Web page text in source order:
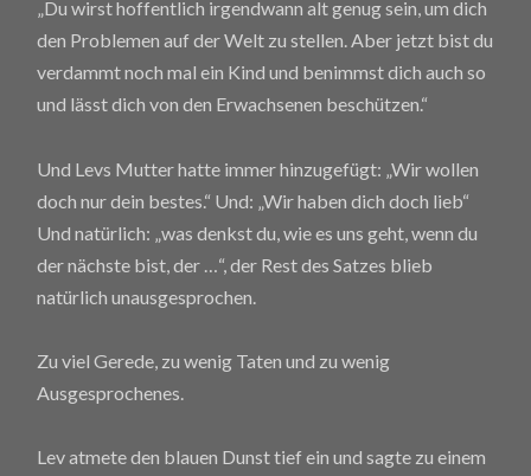
„Du wirst hoffentlich irgendwann alt genug sein, um dich
den Problemen auf der Welt zu stellen. Aber jetzt bist du
verdammt noch mal ein Kind und benimmst dich auch so
und lässt dich von den Erwachsenen beschützen.“
Und Levs Mutter hatte immer hinzugefügt: „Wir wollen
doch nur dein bestes.“ Und: „Wir haben dich doch lieb“
Und natürlich: „was denkst du, wie es uns geht, wenn du
der nächste bist, der …“, der Rest des Satzes blieb
natürlich unausgesprochen.
Zu viel Gerede, zu wenig Taten und zu wenig
Ausgesprochenes.
Lev atmete den blauen Dunst tief ein und sagte zu einem